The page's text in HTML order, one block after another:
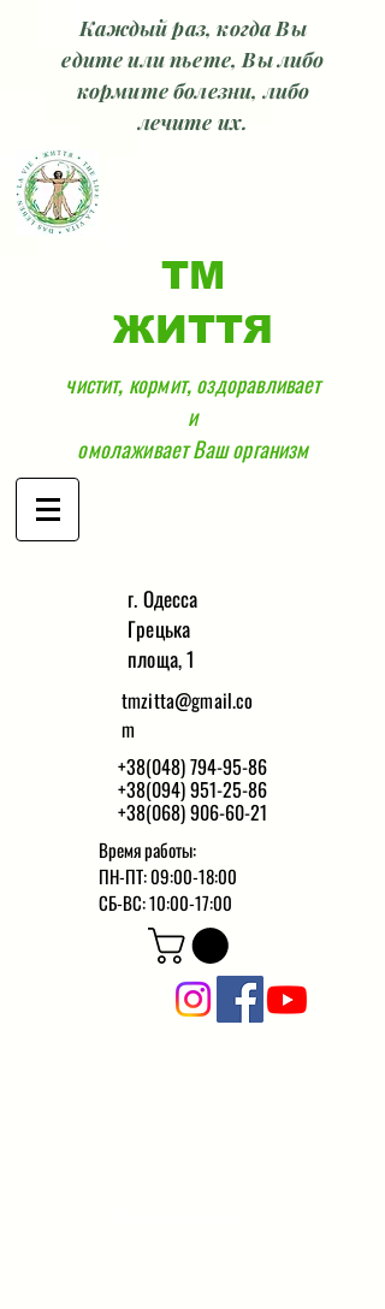
Каждый раз, когда Вы
едите или пьете, Вы либо
кормите болезни, либо
лечите их.
ТМ
ЖИТТЯ
чистит, кормит, оздоравливает
и
омолаживает Ваш организм
г. Одесса
Грецька
площа, 1
tmzitta@gmail.co
m
+38(048) 794-95-86
+38(094) 951-25-86
+38(068) 906-60-21
Время работы:
ПН-ПТ: 09:00-18:00
СБ-ВС: 10:00-17:00